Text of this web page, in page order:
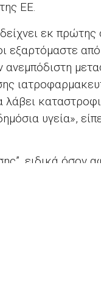
ΕΕ.
εκ
εξαρτόμαστε
ανεμπόδιστη
υγεία»,
ειδικά όσον